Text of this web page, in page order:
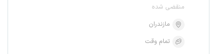
منقضی شده
مازندران
تمام وقت